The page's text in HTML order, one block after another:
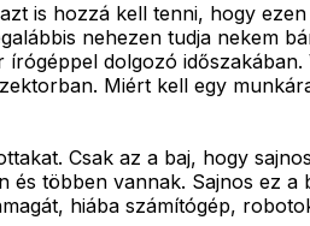
is hozzá kell tenni, hogy
nehezen tudja nekem
dolgozó
Miért kell egy
Csak az a baj, hogy
többen vannak. Sajnos ez
hiába számítógép,